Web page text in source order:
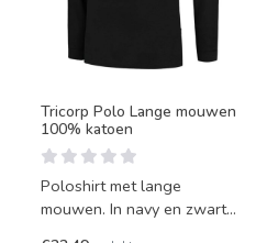
Tricorp Polo Lange mouwen
100% katoen
Poloshirt met lange
mouwen. In navy en zwart